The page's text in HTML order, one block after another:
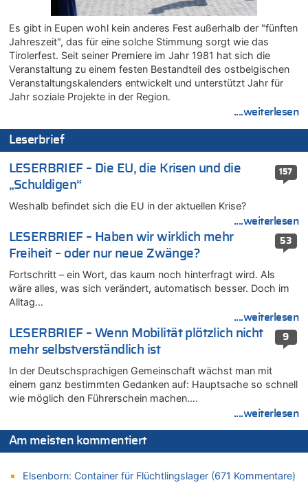
LESERBRIEF – Für lokale, dezentrale Energieproduktion
Leipzig, Mechernich und die Frage: Wer steckt hinter den
Drohnen mit Strengstoff? War es Russland?
08.08.2026 - 22:07 von Shari zu
Belgier knackt Jackpot bei Lotterie EuroMillions und gewinnt
mehr als 111 Millionen €
Leipzig, Mechernich und die Frage: Wer steckt hinter den
Drohnen mit Strengstoff? War es Russland?
Zwölf Jahre nach Aachener Bankraub: 70-Jähriger gefasst
08.08.2026 - 21:28 von Noah Parmentier zu
Leipzig, Mechernich und die Frage: Wer steckt hinter den
08.08.2026 - 21:11 von Mungo zu
Leipzig, Mechernich und die Frage: Wer steckt hinter den
08.08.2026 - 20:49 von Marcel Scholzen Eimerscheid zu
Leipzig, Mechernich und die Frage: Wer steckt hinter den
08.08.2026 - 20:34 von Dax zu
Wasserstand des Rheins in NRW so niedrig wie noch nie
Leipzig, Mechernich und die Frage: Wer steckt hinter den
Drohnen mit Strengstoff? War es Russland?
Drohnen mit Strengstoff? War es Russland?
08.08.2026 - 20:19 von Peter G zu
Zwölf Jahre nach Aachener Bankraub: 70-Jähriger gefasst
Es gibt in Eupen wohl kein anderes Fest außerhalb der "fünften
Jahreszeit", das für eine solche Stimmung sorgt wie das
Tirolerfest. Seit seiner Premiere im Jahr 1981 hat sich die
Veranstaltung zu einem festen Bestandteil des ostbelgischen
Veranstaltungskalenders entwickelt und unterstützt Jahr für
Jahr soziale Projekte in der Region.
....weiterlesen
Leserbrief
157
LESERBRIEF – Die EU, die Krisen und die
„Schuldigen“
Weshalb befindet sich die EU in der aktuellen Krise?
....weiterlesen
53
LESERBRIEF – Haben wir wirklich mehr
Freiheit – oder nur neue Zwänge?
Fortschritt – ein Wort, das kaum noch hinterfragt wird. Als
wäre alles, was sich verändert, automatisch besser. Doch im
Alltag…
....weiterlesen
9
LESERBRIEF – Wenn Mobilität plötzlich nicht
mehr selbstverständlich ist
In der Deutschsprachigen Gemeinschaft wächst man mit
einem ganz bestimmten Gedanken auf: Hauptsache so schnell
wie möglich den Führerschein machen….
....weiterlesen
Am meisten kommentiert
Elsenborn: Container für Flüchtlingslager (671 Kommentare)